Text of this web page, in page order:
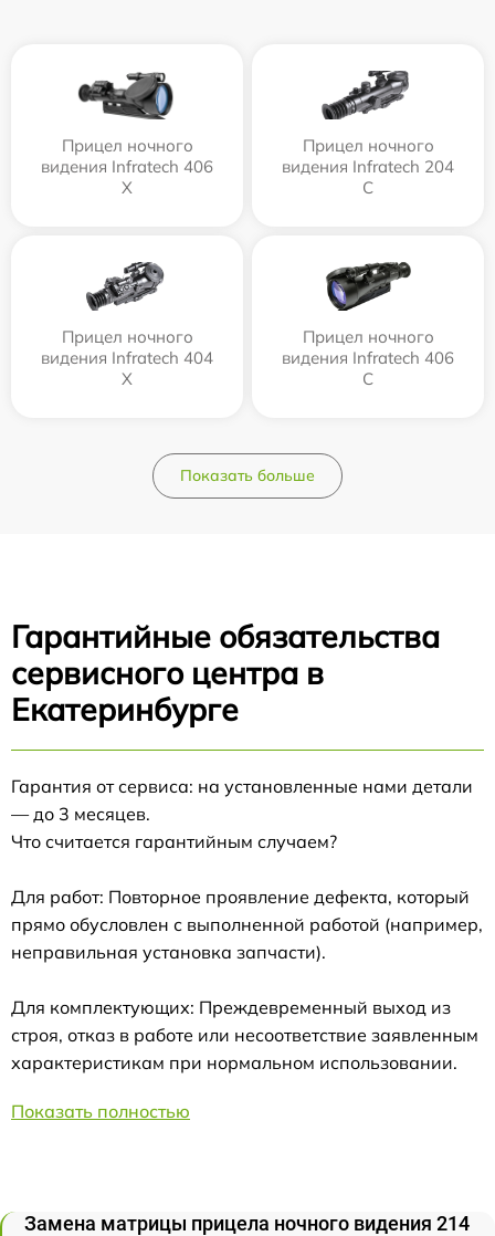
Прицел ночного
видения Infratech 406
Х
Прицел ночного
видения Infratech 204
С
Прицел ночного
видения Infratech 404
Х
Прицел ночного
видения Infratech 406
С
Показать больше
Гарантийные обязательства
сервисного центра в
Екатеринбурге
Гарантия от сервиса: на установленные нами детали
— до 3 месяцев.
Что считается гарантийным случаем?
Для работ: Повторное проявление дефекта, который
прямо обусловлен с выполненной работой (например,
неправильная установка запчасти).
Для комплектующих: Преждевременный выход из
строя, отказ в работе или несоответствие заявленным
характеристикам при нормальном использовании.
Показать полностью
Замена матрицы прицела ночного видения 214